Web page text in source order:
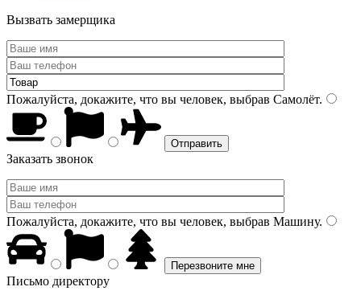
Вызвать замерщика
Пожалуйста, докажите, что вы человек, выбрав Самолёт.
Заказать звонок
Пожалуйста, докажите, что вы человек, выбрав Машину.
Письмо директору